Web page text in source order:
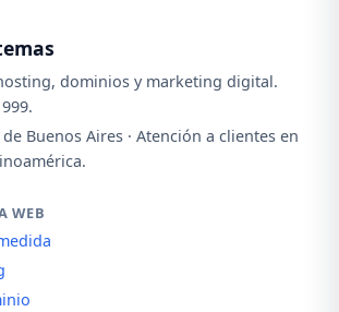
dominios y marketing digital.
Buenos Aires · Atención a clientes en
WEB